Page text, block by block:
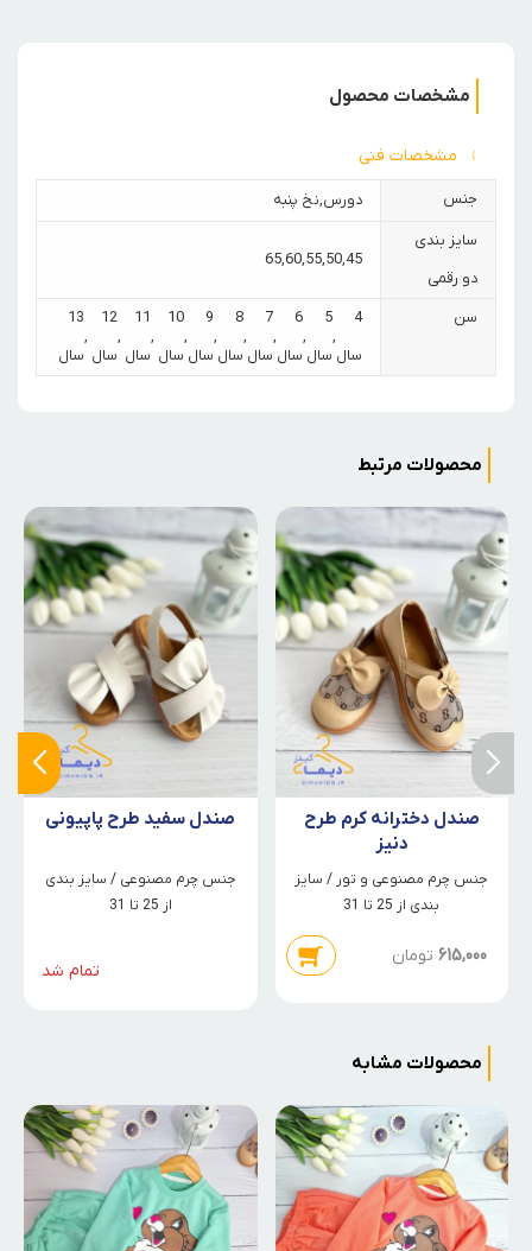
مشخصات محصول
مشخصات فنی
جنس دورس,نخ پنبه
سایز بندی
دو رقمی
45
,
50
,
55
,
60
,
65
سن
4
سال
,
5
سال
,
6
سال
,
7
سال
,
8
سال
,
9
سال
,
10
سال
,
11
سال
,
12
سال
,
13
سال
محصولات مرتبط
صندل دخترانه کرم طرح
دنیز
جنس چرم مصنوعی و تور / سایز
بندی از 25 تا 31
615,000 تومان
صندل سفید طرح پاپیونی
جنس چرم مصنوعی / سایز بندی
از 25 تا 31
تمام شد
محصولات مشابه